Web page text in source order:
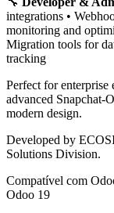
integrations •
monitoring and
Migration tools for
tracking
Perfect for enterprise
advanced Snapchat-
modern design.
Developed by
Solutions Division.
Compatível com
Odoo 19